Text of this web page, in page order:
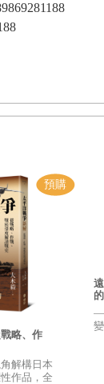
士兵 羅克渡口，
，1942年6月4~8日
春節攻勢，1968
未來
略、作
解構日本
作品，全